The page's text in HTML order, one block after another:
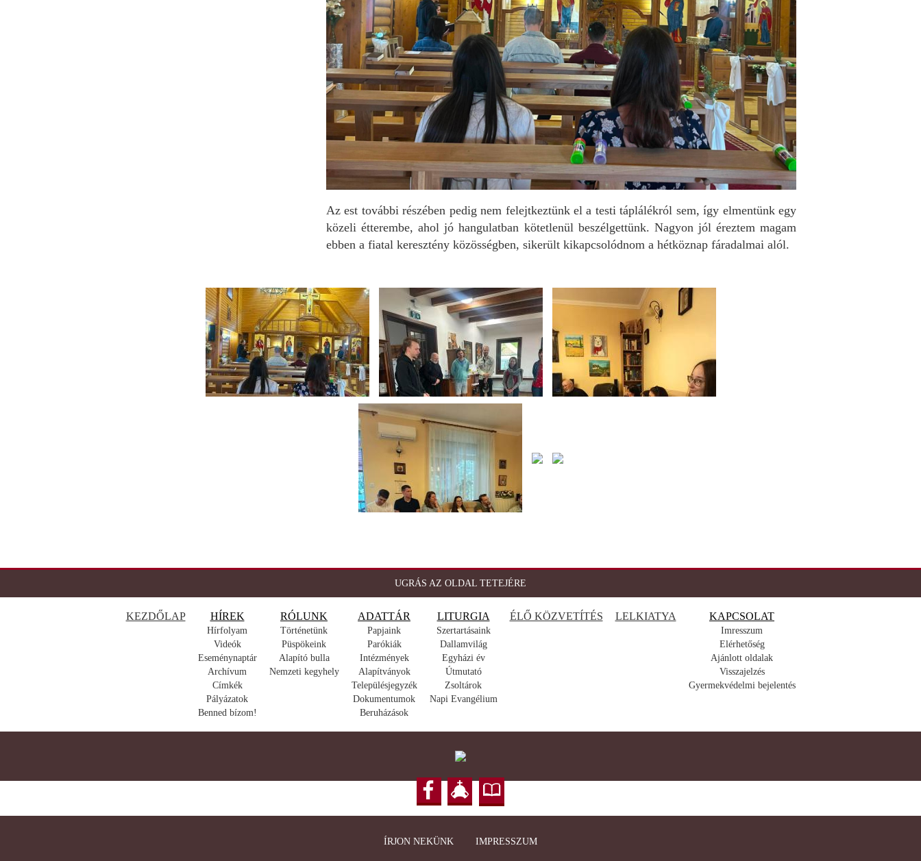
Az est további részében pedig nem felejtkeztünk el a testi táplálékról sem, így elmentünk egy
közeli étterembe, ahol jó hangulatban kötetlenül beszélgettünk. Nagyon jól éreztem magam
ebben a fiatal keresztény közösségben, sikerült kikapcsolódnom a hétköznap fáradalmai alól.
UGRÁS AZ OLDAL TETEJÉRE
KEZDŐLAP HÍREK
Hírfolyam
Videók
Eseménynaptár
Archívum
Címkék
Pályázatok
Benned bízom!
RÓLUNK
Történetünk
Püspökeink
Alapító bulla
Nemzeti kegyhely
ADATTÁR
Papjaink
Parókiák
Intézmények
Alapítványok
Településjegyzék
Dokumentumok
Beruházások
LITURGIA
Szertartásaink
Dallamvilág
Egyházi év
Útmutató
Zsoltárok
Napi Evangélium
ÉLŐ KÖZVETÍTÉS LELKIATYA KAPCSOLAT
Imresszum
Elérhetőség
Ajánlott oldalak
Visszajelzés
Gyermekvédelmi bejelentés
ÍRJON NEKÜNK IMPRESSZUM